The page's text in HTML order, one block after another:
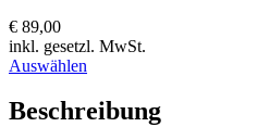
€ 89,00
inkl. gesetzl. MwSt.
Auswählen
Beschreibung